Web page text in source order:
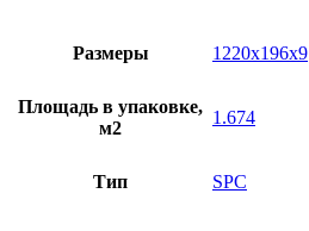
Размеры 1220x196x9
Площадь в упаковке,
м2
1.674
Тип SPC